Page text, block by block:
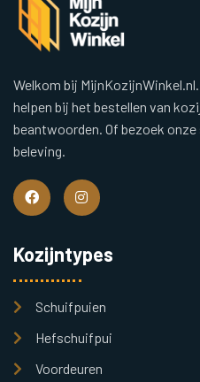
Welkom bij
helpen bij het bestellen van
beantwoorden. Of bezoek
beleving.
Kozijntypes
Schuifpuien
Hefschuifpui
Voordeuren